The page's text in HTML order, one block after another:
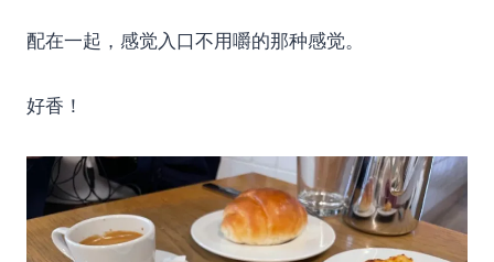
配在一起，感觉入口不用嚼的那种感觉。
好香！